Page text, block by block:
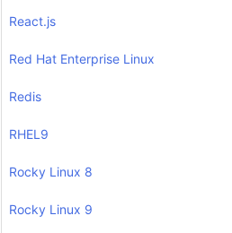
React.js
Red Hat Enterprise Linux
Redis
RHEL9
Rocky Linux 8
Rocky Linux 9